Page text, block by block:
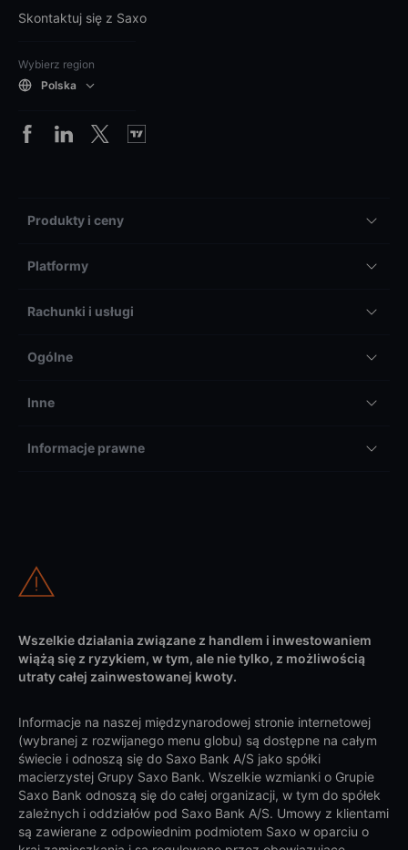
Skontaktuj się z Saxo
Wybierz region
Polska
Produkty i ceny
Platformy
Rachunki i usługi
Ogólne
Inne
Informacje prawne
Wszelkie działania związane z handlem i inwestowaniem
wiążą się z ryzykiem, w tym, ale nie tylko, z możliwością
utraty całej zainwestowanej kwoty.
Informacje na naszej międzynarodowej stronie internetowej
(wybranej z rozwijanego menu globu) są dostępne na całym
świecie i odnoszą się do Saxo Bank A/S jako spółki
macierzystej Grupy Saxo Bank. Wszelkie wzmianki o Grupie
Saxo Bank odnoszą się do całej organizacji, w tym do spółek
zależnych i oddziałów pod Saxo Bank A/S. Umowy z klientami
są zawierane z odpowiednim podmiotem Saxo w oparciu o